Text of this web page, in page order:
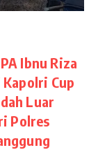
Ibnu Riza
Cup
Luar
Polres